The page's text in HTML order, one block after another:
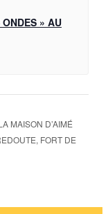
» AU
MAISON D’AIMÉ
FORT DE